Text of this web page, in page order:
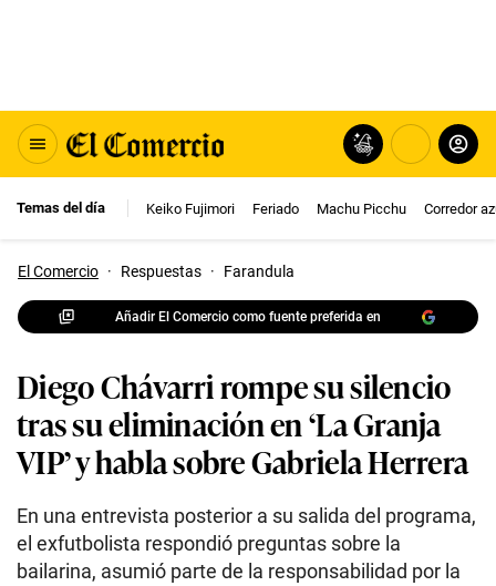
Temas del día Keiko Fujimori Feriado Machu Picchu Corredor
El Comercio · Respuestas · Farandula
Añadir El Comercio como fuente preferida en
Diego Chávarri rompe su silencio
tras su eliminación en ‘La Granja
VIP’ y habla sobre Gabriela Herrera
En una entrevista posterior a su salida del programa,
el exfutbolista respondió preguntas sobre la
bailarina, asumió parte de la responsabilidad por la